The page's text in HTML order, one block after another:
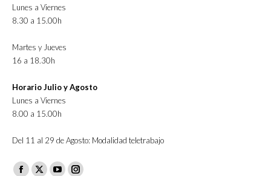
Lunes a Viernes
8.30 a 15.00h
Martes y Jueves
16 a 18.30h
Horario Julio y Agosto
Lunes a Viernes
8.00 a 15.00h
Del 11 al 29 de Agosto: Modalidad teletrabajo